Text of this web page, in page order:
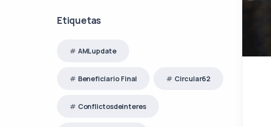
Etiquetas
AMLupdate
Beneficiario Final Circular62
Conflictosdeinteres